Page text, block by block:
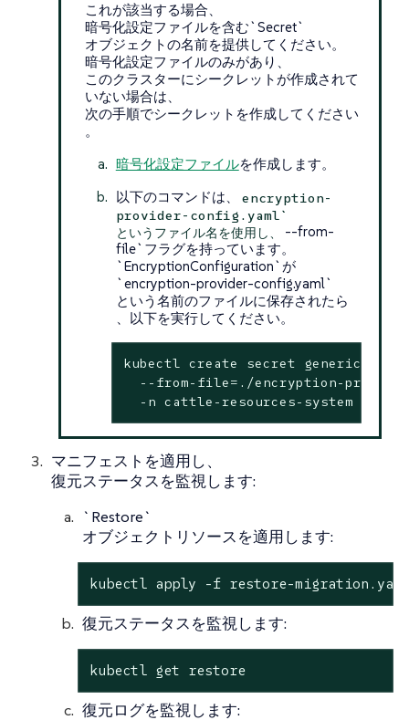
これが該当する場合、
暗号化設定ファイルを含む`Secret`
オブジェクトの名前を提供してください。
暗号化設定ファイルのみがあり、
このクラスターにシークレットが作成されて
いない場合は、
次の手順でシークレットを作成してください
。
暗号化設定ファイルを作成します。
以下のコマンドは、
encryption-
provider-config.yaml`
というファイル名を使用し、
--from-
file`フラグを持っています。
`EncryptionConfiguration`が
`encryption-provider-config.yaml`
という名前のファイルに保存されたら
、以下を実行してください。
kubectl create secret generic
--from-file=./encryption-
  -n cattle-resources-system
マニフェストを適用し、
復元ステータスを監視します:
`Restore`
オブジェクトリソースを適用します:
kubectl apply -f restore-migration.yaml
復元ステータスを監視します:
kubectl get restore
復元ログを監視します: